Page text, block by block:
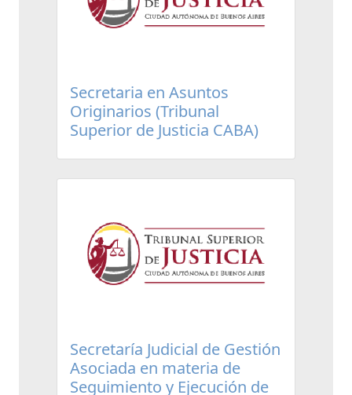
Secretaria en Asuntos
Originarios (Tribunal
Superior de Justicia CABA)
Secretaría Judicial de Gestión
Asociada en materia de
Seguimiento y Ejecución de